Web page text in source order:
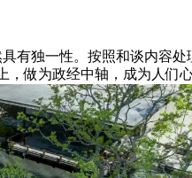
有独一性。按照和谈内容
做为政经中轴，成为人们